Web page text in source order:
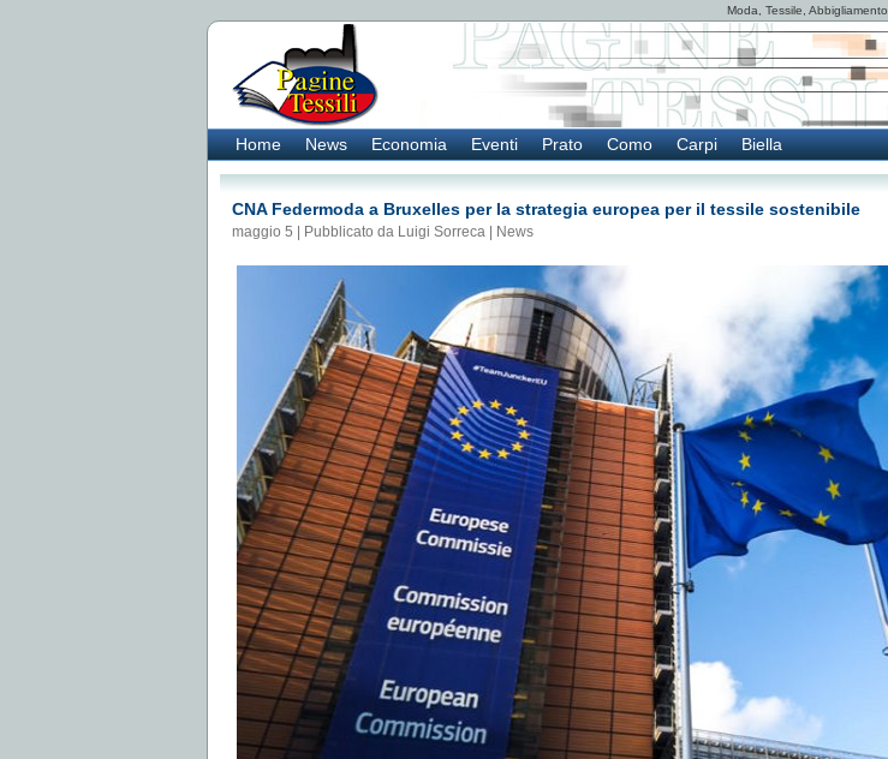
Moda, Tessile, Abbigliamento
Home News Economia Eventi Prato Como Carpi Biella
CNA Federmoda a Bruxelles per la strategia europea per il tessile sostenibile
maggio 5 | Pubblicato da Luigi Sorreca | News